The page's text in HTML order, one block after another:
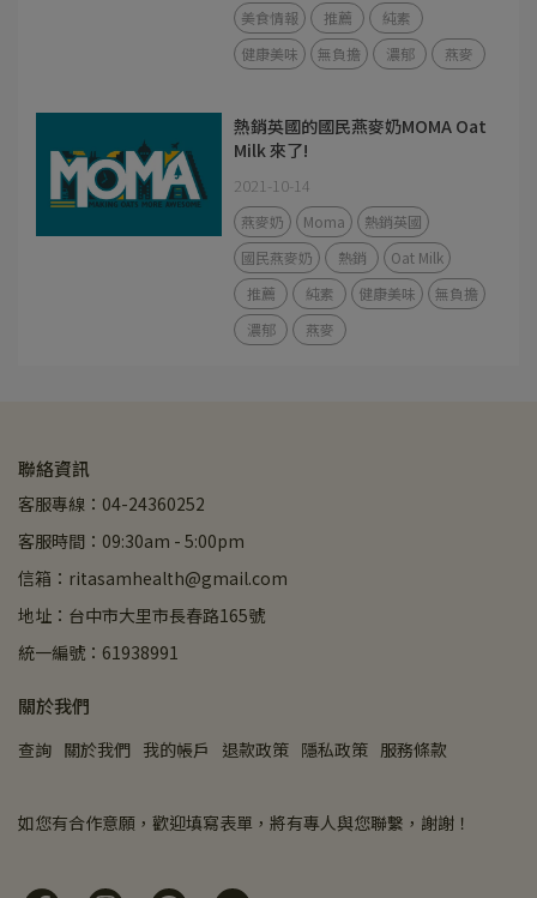
美食情報
推薦
純素
健康美味
無負擔 濃郁 燕麥
熱銷英國的國民燕麥奶MOMA Oat
Milk 來了!
2021-10-14
燕麥奶 Moma
熱銷英國
國民燕麥奶
熱銷
Oat Milk
推薦
純素 健康美味
無負擔
濃郁
燕麥
聯絡資訊
客服專線：04-24360252
客服時間：09:30am - 5:00pm
信箱：ritasamhealth@gmail.com
地址：台中市大里市長春路165號
統一編號：61938991
關於我們
查詢 關於我們 我的帳戶 退款政策 隱私政策 服務條款
如您有合作意願，歡迎填寫表單，將有專人與您聯繫，謝謝！